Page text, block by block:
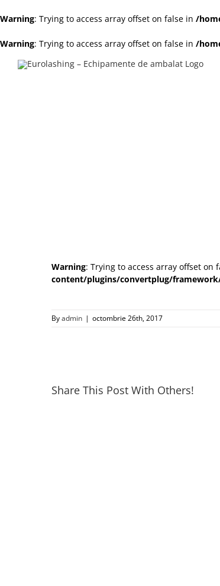
Warning: Trying to access array offset on false in /
Warning: Trying to access array offset on false in /
Warning: Trying to access array offset on
content/plugins/convertplug/
Byadmin | octombrie 26th, 2017
Share This Post With Others!